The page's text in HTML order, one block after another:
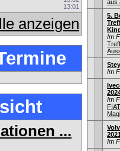
13:01
anzeigen
...
aus
5.
Im
Im
Im
Im